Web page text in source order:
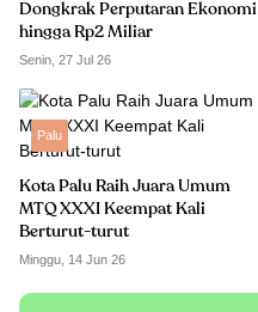
Dongkrak Perputaran Ekonomi
hingga Rp2 Miliar
Senin, 27 Jul 26
Palu
Kota Palu Raih Juara Umum
MTQ XXXI Keempat Kali
Berturut-turut
Minggu, 14 Jun 26